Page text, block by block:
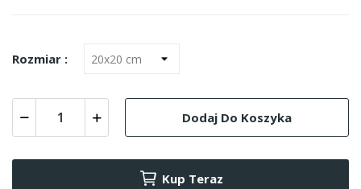
Rozmiar :
Dodaj Do Koszyka
Kup Teraz